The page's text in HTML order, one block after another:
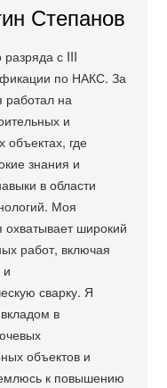
Степанов
с III
по НАКС. За
работал на
и
где
знания и
в области
Моя
охватывает широкий
работ, включая
и
сварку. Я
в
объектов и
к повышению